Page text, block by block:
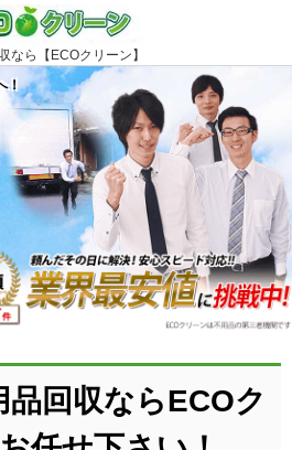
なら【ECOクリーン】
！
品回収ならECOク